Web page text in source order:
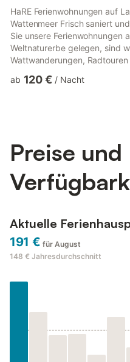
HaRE Ferienwohnungen auf
Wattenmeer Frisch saniert
Sie unsere Ferienwohnungen
Weltnaturerbe gelegen, sind
Wattwanderungen, Radtouren
der Haustür. HaRE
ab 120 € / Nacht
Preise und
Aktuelle
191 € für August
148 € Jahresdurchschnitt